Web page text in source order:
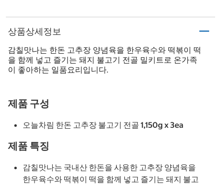
상품상세정보
감칠맛나는 한돈 고추장 양념육을 한우육수와 떡볶이 떡
을 함께 넣고 즐기는 돼지 불고기 전골 밀키트로 온가족
이 좋아하는 일품요리입니다.
제품 구성
오늘차림 한돈 고추장 불고기 전골 1,150g x 3ea
제품 특징
감칠맛나는 국내산 한돈을 사용한 고추장 양념육을
한우육수와 떡볶이 떡을 함께 넣고 즐기는 돼지 불고